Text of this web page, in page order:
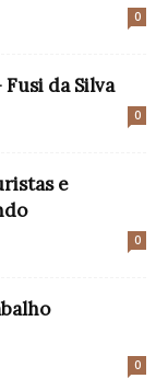
0
da Silva
0
e
0
0